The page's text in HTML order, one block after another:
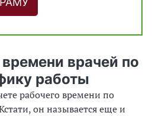
врачей по
работы
рабочего времени по
он называется еще и